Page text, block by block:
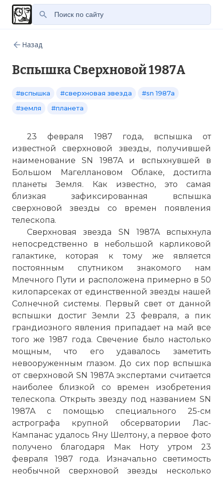
Назад
Вспышка Сверхновой 1987A
#вспышка #сверхновая звезда
#sn 1987a
#земля
#планета
23 февраля 1987 года, вспышка от
известной сверхновой звезды, получившей
наименование SN 1987A и вспыхнувшей в
Большом Магеллановом Облаке, достигла
планеты Земля. Как известно, это самая
близкая зафиксированная вспышка
сверхновой звезды со времен появления
телескопа.
Сверхновая звезда SN 1987A вспыхнула
непосредственно в небольшой карликовой
галактике, которая к тому же является
постоянным спутником знакомого нам
Млечного Пути и расположена примерно в 50
килопарсеках от единственной звезды нашей
Солнечной системы. Первый свет от данной
вспышки достиг Земли 23 февраля, а пик
грандиозного явления припадает на май все
того же 1987 года. Свечение было настолько
мощным, что его удавалось заметить
невооруженным глазом. До сих пор вспышка
от сверхновой SN 1987A экспертами считается
наиболее близкой со времен изобретения
телескопа. Открыть звезду под названием SN
1987A с помощью специального 25-см
астрографа крупной обсерватории Лас-
Кампанас удалось Яну Шелтону, а первое фото
получено благодаря Мак Ноту утром 23
февраля 1987 года. Изначально светимость
необычной сверхновой звезды несколько